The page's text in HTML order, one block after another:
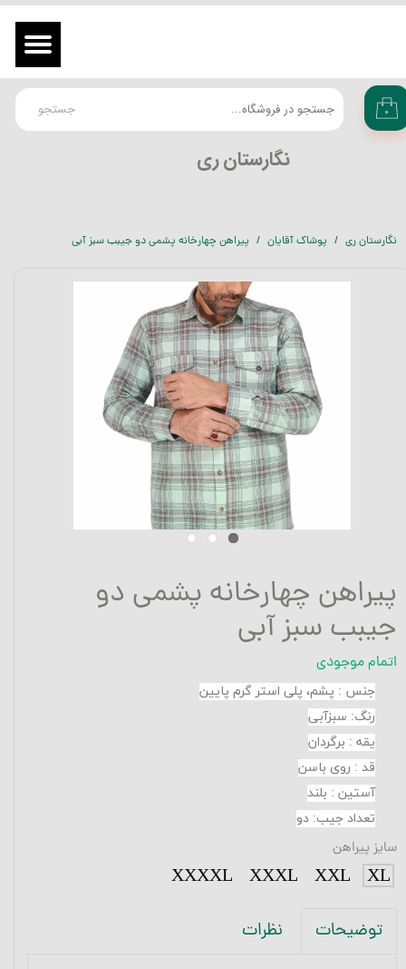
​نگارستان ری
جستجو ۰
تغییر گذر واژه
سفارشات
خروج از حساب کاربری
نگارستان ری پوشاک آقایان پیراهن چهارخانه پشمی دو جیبب سبز آبی
پیراهن چهارخانه پشمی دو
جیبب سبز آبی
اتمام موجودی
جنس : پشم، پلی استر گرم پایین
رنگ: سبزآبی
یقه : برگردان
قد : روی باسن
آستین : بلند
تعداد جیب: دو
سایز پیراهن
XL
XXL
XXXL
XXXXL
توضیحات نظرات